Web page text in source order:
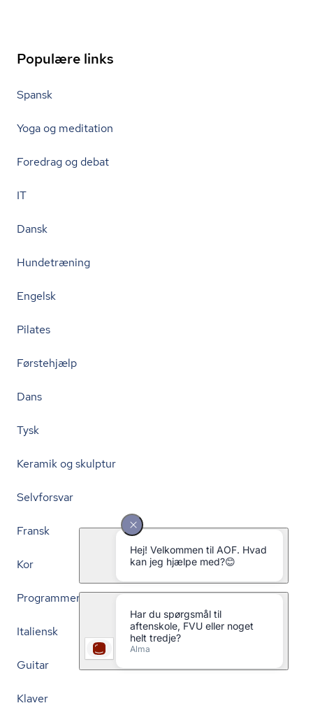
Populære links
Spansk
Yoga og meditation
Foredrag og debat
IT
Dansk
Hundetræning
Engelsk
Pilates
Førstehjælp
Dans
Tysk
Keramik og skulptur
Selvforsvar
Fransk
Kor
Programmering
Italiensk
Guitar
Klaver